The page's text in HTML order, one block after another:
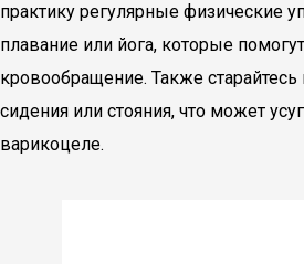
практику регулярные физические
плавание или йога, которые
кровообращение. Также старайтесь
сидения или стояния, что может
варикоцеле.